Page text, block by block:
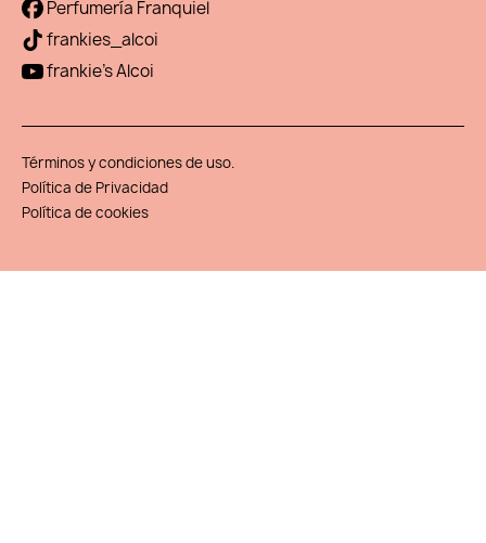
Perfumería Franquiel
frankies_alcoi
frankie's Alcoi
Términos y condiciones de uso.
Política de Privacidad
Política de cookies